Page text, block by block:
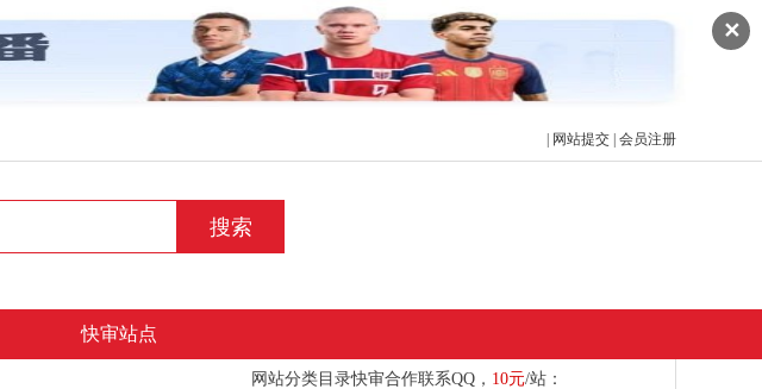
✕
网站提交 会员注册
搜索
快审站点
网站分类目录快审合作联系QQ， 10元/站：